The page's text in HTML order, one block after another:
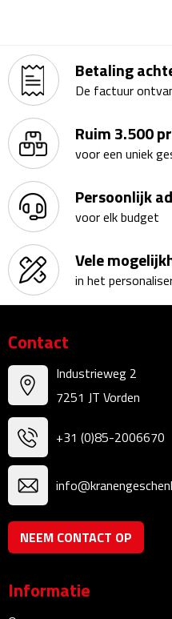
Fiets telefoonhouders
Fietspompen
Fietssloten
Fietsverlichting
Fiets reparatiesets
Zadelhoezen
Drinkwaren
Drinkbekers
Bekers
Bidons
Plastic bekers
Reisbekers
Thermosbekers
Drinkflessen
Betaling
De factuur
Ruim 3.500
voor een uniek
Persoonlijk
voor elk budget
Vele
in het
Contact
Industrieweg 2
7251 JT Vorden
+31 (0)85-2006670
NEEM CONTACT OP
Informatie